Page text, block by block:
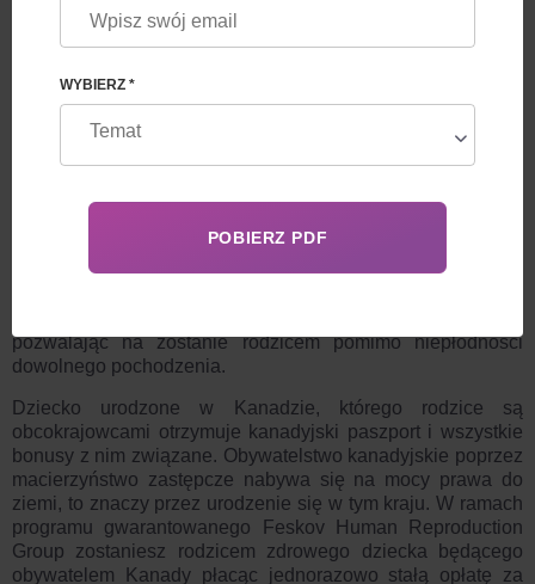
>ZOSTAW PROŚBĘ
DZIECKO URODZONE W KANADZIE, KTÓREGO
RODZICE SĄ OBCOKRAJOWCAMI
pozwalając na zostanie rodzicem pomimo niepłodności
dowolnego pochodzenia.
Dziecko urodzone w Kanadzie, którego rodzice są
obcokrajowcami otrzymuje kanadyjski paszport i wszystkie
bonusy z nim związane. Obywatelstwo kanadyjskie poprzez
macierzyństwo zastępcze nabywa się na mocy prawa do
ziemi, to znaczy przez urodzenie się w tym kraju. W ramach
programu gwarantowanego Feskov Human Reproduction
Group zostaniesz rodzicem zdrowego dziecka będącego
obywatelem Kanady płacąc jednorazowo stałą opłatę za
WYBIERZ *